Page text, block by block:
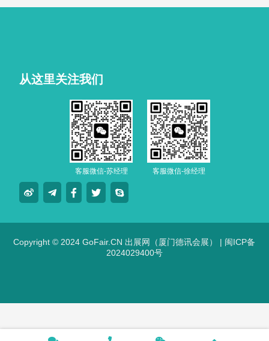
从这里关注我们
客服微信-苏经理 客服微信-徐经理
Copyright © 2024 GoFair.CN 出展网（厦门德讯会展） | 闽ICP备
2024029400号